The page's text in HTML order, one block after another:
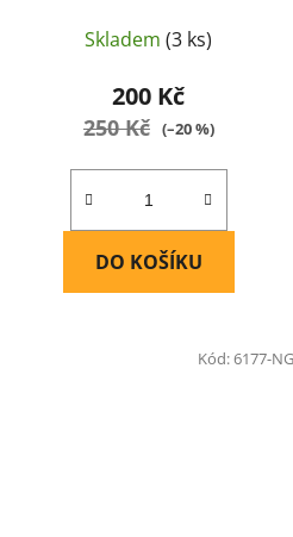
Skladem(3 ks)
200 Kč
250 Kč (–20 %)
DO KOŠÍKU
Kód:6177-NG